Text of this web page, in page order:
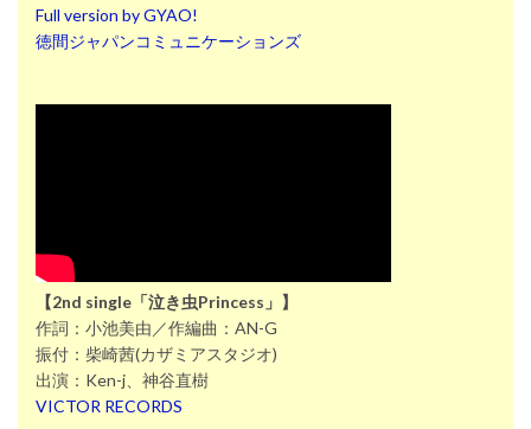
Full version by GYAO!
徳間ジャパンコミュニケーションズ
【2nd single「泣き虫Princess」】
作詞：小池美由／作編曲：AN-G
振付：柴崎茜(カザミアスタジオ)
出演：Ken-j、神谷直樹
VICTOR RECORDS